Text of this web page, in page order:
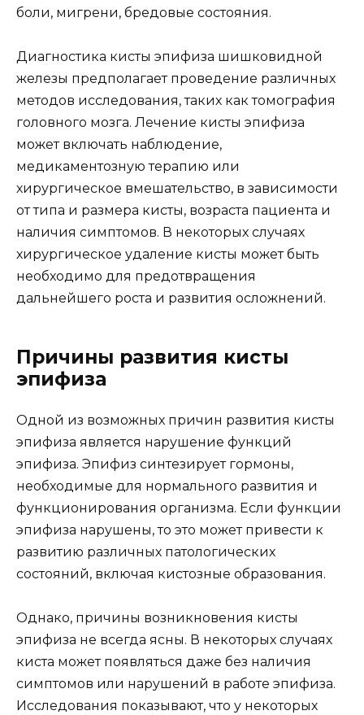
боли, мигрени, бредовые состояния.
Диагностика кисты эпифиза шишковидной
железы предполагает проведение различных
методов исследования, таких как томография
головного мозга. Лечение кисты эпифиза
может включать наблюдение,
медикаментозную терапию или
хирургическое вмешательство, в зависимости
от типа и размера кисты, возраста пациента и
наличия симптомов. В некоторых случаях
хирургическое удаление кисты может быть
необходимо для предотвращения
дальнейшего роста и развития осложнений.
Причины развития кисты
эпифиза
Одной из возможных причин развития кисты
эпифиза является нарушение функций
эпифиза. Эпифиз синтезирует гормоны,
необходимые для нормального развития и
функционирования организма. Если функции
эпифиза нарушены, то это может привести к
развитию различных патологических
состояний, включая кистозные образования.
Однако, причины возникновения кисты
эпифиза не всегда ясны. В некоторых случаях
киста может появляться даже без наличия
симптомов или нарушений в работе эпифиза.
Исследования показывают, что у некоторых